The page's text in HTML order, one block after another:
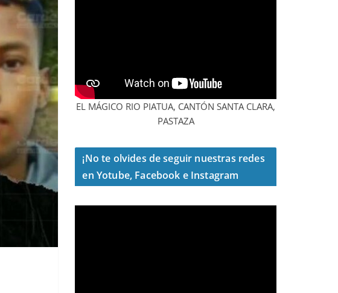
EL MÁGICO RIO PIATUA, CANTÓN SANTA CLARA,
PASTAZA
¡No te olvides de seguir nuestras redes
en Yotube, Facebook e Instagram